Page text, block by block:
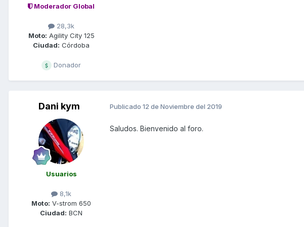
Moderador Global
28,3k
Moto: Agility City 125
Ciudad: Córdoba
Donador
Dani kym
Usuarios
8,1k
Moto: V-strom 650
Ciudad: BCN
Publicado 12 de Noviembre del 2019
Saludos. Bienvenido al foro.